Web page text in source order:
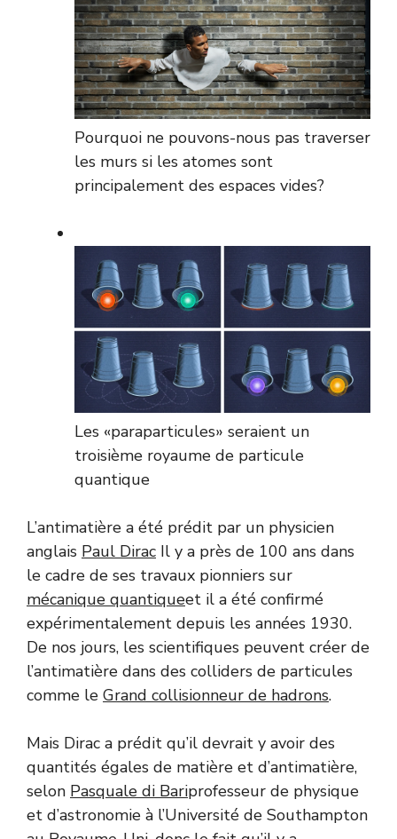
Pourquoi ne pouvons-nous pas traverser
les murs si les atomes sont
principalement des espaces vides?
Les «paraparticules» seraient un
troisième royaume de particule
quantique
L’antimatière a été prédit par un physicien
anglais Paul Dirac Il y a près de 100 ans dans
le cadre de ses travaux pionniers sur
mécanique quantiqueet il a été confirmé
expérimentalement depuis les années 1930.
De nos jours, les scientifiques peuvent créer de
l’antimatière dans des colliders de particules
comme le Grand collisionneur de hadrons.
Mais Dirac a prédit qu’il devrait y avoir des
quantités égales de matière et d’antimatière,
selon Pasquale di Bariprofesseur de physique
et d’astronomie à l’Université de Southampton